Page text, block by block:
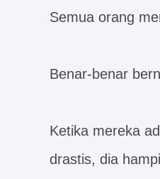
Semua orang
Benar-benar
Ketika mereka
drastis, dia